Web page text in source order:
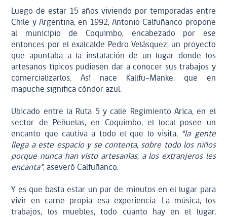
Luego de estar 15 años viviendo por temporadas entre
Chile y Argentina, en 1992, Antonio Calfuñanco propone
al municipio de Coquimbo, encabezado por ese
entonces por el exalcalde Pedro Velásquez, un proyecto
que apuntaba a la instalación de un lugar donde los
artesanos típicos pudiesen dar a conocer sus trabajos y
comercializarlos. Así nace Kallfu-Manke, que en
mapuche significa cóndor azul.
Ubicado entre la Ruta 5 y calle Regimiento Arica, en el
sector de Peñuelas, en Coquimbo, el local posee un
encanto que cautiva a todo el que lo visita, “la gente
llega a este espacio y se contenta, sobre todo los niños
porque nunca han visto artesanías, a los extranjeros les
encanta”, aseveró Calfuñanco.
Y es que basta estar un par de minutos en el lugar para
vivir en carne propia esa experiencia. La música, los
trabajos, los muebles, todo cuanto hay en el lugar,